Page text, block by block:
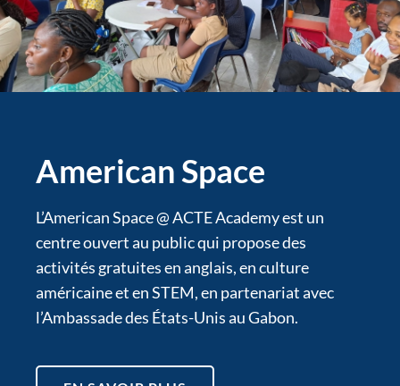
American Space
L’American Space @ ACTE Academy est un
centre ouvert au public qui propose des
activités gratuites en anglais, en culture
américaine et en STEM, en partenariat avec
l’Ambassade des États-Unis au Gabon.